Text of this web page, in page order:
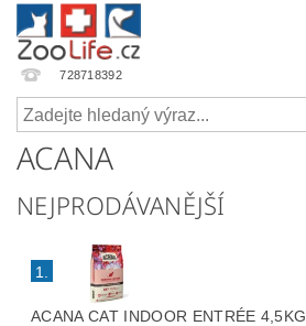
728718392
ACANA
NEJPRODÁVANĚJŠÍ
1.
ACANA CAT INDOOR ENTRÉE 4,5KG